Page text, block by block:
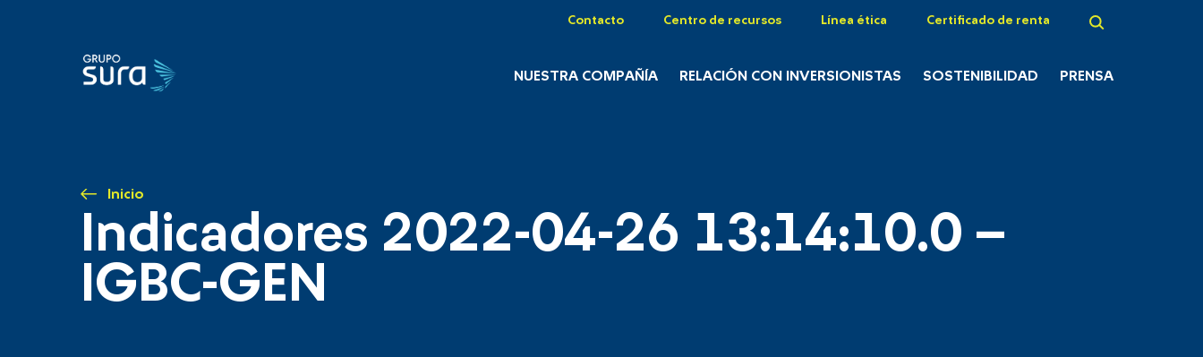
Contacto Centro de recursos Línea ética Certificado de renta
NUESTRA COMPAÑÍA RELACIÓN CON INVERSIONISTAS SOSTENIBILIDAD PRENSA
Inicio
Indicadores 2022-04-26 13:14:10.0 –
IGBC-GEN